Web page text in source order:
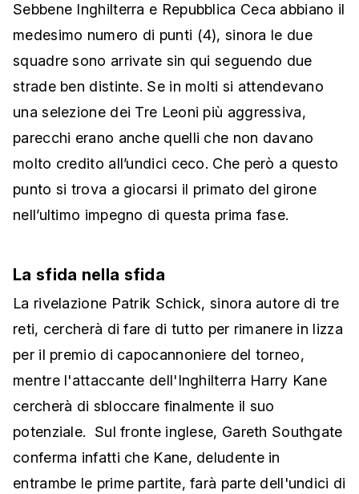
Sebbene Inghilterra e Repubblica Ceca abbiano il
medesimo numero di punti (4), sinora le due
squadre sono arrivate sin qui seguendo due
strade ben distinte. Se in molti si attendevano
una selezione dei Tre Leoni più aggressiva,
parecchi erano anche quelli che non davano
molto credito all’undici ceco. Che però a questo
punto si trova a giocarsi il primato del girone
nell’ultimo impegno di questa prima fase.
La sfida nella sfida
La rivelazione Patrik Schick, sinora autore di tre
reti, cercherà di fare di tutto per rimanere in lizza
per il premio di capocannoniere del torneo,
mentre l'attaccante dell'Inghilterra Harry Kane
cercherà di sbloccare finalmente il suo
potenziale. Sul fronte inglese, Gareth Southgate
conferma infatti che Kane, deludente in
entrambe le prime partite, farà parte dell'undici di